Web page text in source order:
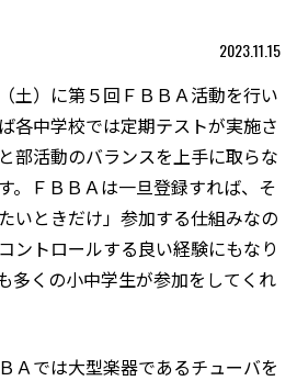
2023.11.15
土）に第５回ＦＢＢＡ活動を行い
各中学校では定期テストが実施さ
部活動のバランスを上手に取らな
。ＦＢＢＡは一旦登録すれば、そ
いときだけ」参加する仕組みなの
ントロールする良い経験にもなり
多くの小中学生が参加をしてくれ
Ａでは大型楽器であるチューバを